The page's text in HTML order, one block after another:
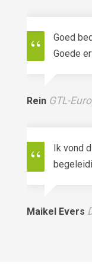
Goed
Goede
Rein GTL-
Ik vond
Maikel Evers